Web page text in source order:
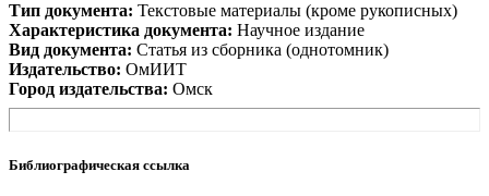
Тип документа: Текстовые материалы (кроме рукописных)
Характеристика документа: Научное издание
Вид документа: Статья из сборника (однотомник)
Издательство: ОмИИТ
Город издательства: Омск
Библиографическая ссылка